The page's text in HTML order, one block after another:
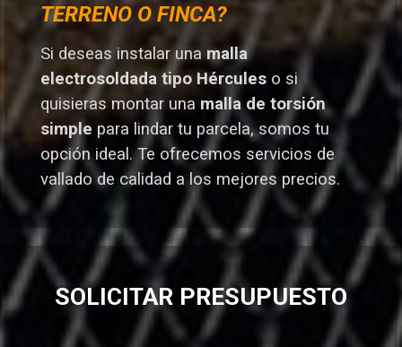
TERRENO O FINCA?
Si deseas instalar una malla
electrosoldada tipo Hércules o si
quisieras montar una malla de torsión
simple para lindar tu parcela, somos tu
opción ideal. Te ofrecemos servicios de
vallado de calidad a los mejores precios.
SOLICITAR PRESUPUESTO